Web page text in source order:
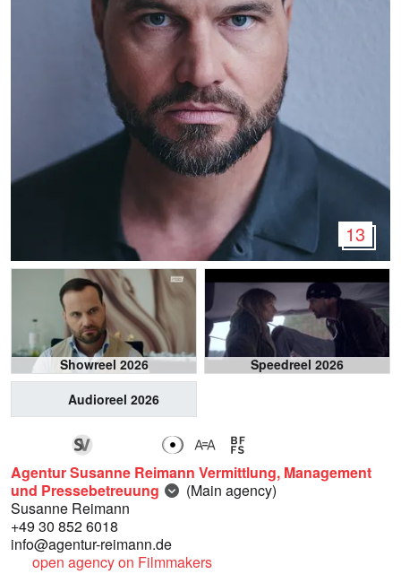
13
Showreel 2026
Speedreel 2026
Audioreel 2026
Agentur Susanne Reimann Vermittlung, Management
und Pressebetreuung
(Main agency)
Susanne Reimann
+49 30 852 6018
info@agentur-reimann.de
open agency on Filmmakers